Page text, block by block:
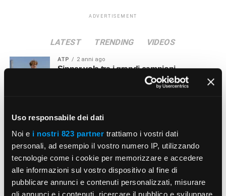
Uso responsabile dei dati
Noi e i nostri 823 partner trattiamo i vostri dati
personali, ad esempio il vostro numero IP, utilizzando
tecnologie come i cookie per memorizzare e accedere
alle informazioni sul vostro dispositivo al fine di
pubblicare annunci e contenuti personalizzati, misurare
gli annunci e i contenuti, ricercare il pubblico e sviluppare
ADVERTISEMENT
LATEST TRENDING VIDEOS
ATP 2 anni ago
Sinner vola tra i grandi campioni
Francesca Schiavone e la sua vittoria al
ATP 2 anni ago
Alessandro Petrone, coach di Matteo
Arnaldi